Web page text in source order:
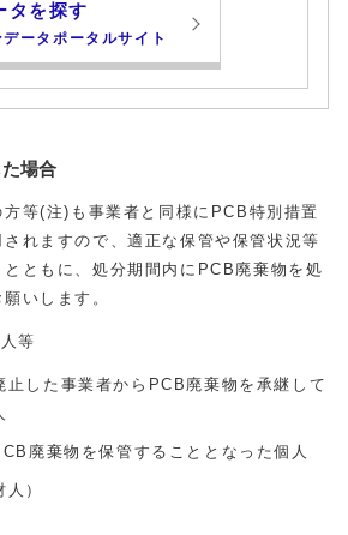
タを探す
ータポータルサイト
た場合
等(注)も事業者と同様にPCB特別措置
れますので、適正な保管や保管状況等
ともに、処分期間内にPCB廃棄物を処
いします。
等
止した事業者からPCB廃棄物を承継して
廃棄物を保管することとなった個人
）